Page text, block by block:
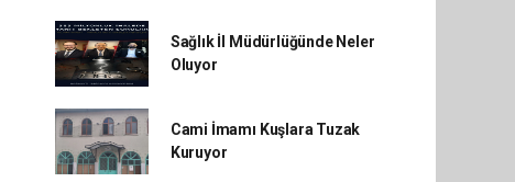
Sağlık İl Müdürlüğünde Neler
Oluyor
Cami İmamı Kuşlara Tuzak
Kuruyor